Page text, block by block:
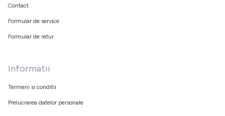
Contact
Formular de service
Formular de retur
Informatii
Termeni si conditii
Prelucrarea datelor personale